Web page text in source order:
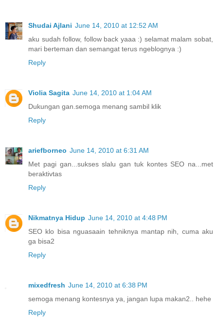
Shudai Ajlani June 14, 2010 at 12:52 AM
aku sudah follow, follow back yaaa :) selamat malam sobat,
mari berteman dan semangat terus ngeblognya :)
Reply
Violia Sagita June 14, 2010 at 1:04 AM
Dukungan gan.semoga menang sambil klik
Reply
ariefborneo June 14, 2010 at 6:31 AM
Met pagi gan...sukses slalu gan tuk kontes SEO na...met
beraktivtas
Reply
Nikmatnya Hidup June 14, 2010 at 4:48 PM
SEO klo bisa nguasaain tehniknya mantap nih, cuma aku
ga bisa2
Reply
mixedfresh June 14, 2010 at 6:38 PM
semoga menang kontesnya ya, jangan lupa makan2.. hehe
Reply